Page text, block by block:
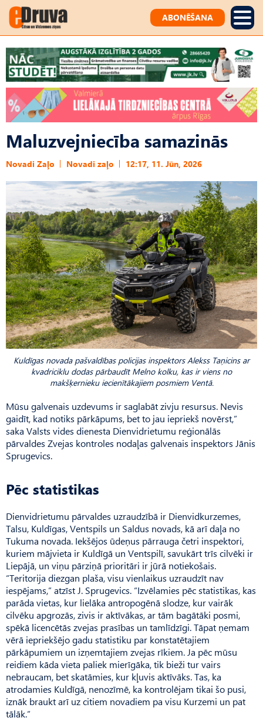
ABONĒŠANA
Maluzvejniecība samazinās
Novadi Zaļo Novadi zaļo 12:17, 11. Jūn, 2026
Kuldīgas novada pašvaldības policijas inspektors Alekss Taņicins ar
kvadriciklu dodas pārbaudīt Melno kolku, kas ir viens no
makšķernieku iecienītākajiem posmiem Ventā.
Mūsu galvenais uzdevums ir saglabāt zivju resursus. Nevis
gaidīt, kad notiks pārkāpums, bet to jau iepriekš novērst,”
saka Valsts vides dienesta Dienvidrietumu reģionālās
pārvaldes Zvejas kontroles nodaļas galvenais inspektors Jānis
Sprugevics.
Pēc statistikas
Dienvidrietumu pārvaldes uzraudzībā ir Dienvidkurzemes,
Talsu, Kuldīgas, Ventspils un Saldus novads, kā arī daļa no
Tukuma novada. Iekšējos ūdeņus pārrauga četri inspektori,
kuriem mājvieta ir Kuldīgā un Ventspilī, savukārt trīs cilvēki ir
Liepājā, un viņu pārziņā prioritāri ir jūrā notiekošais.
“Teritorija diezgan plaša, visu vienlaikus uzraudzīt nav
iespējams,” atzīst J. Sprugevics. “Izvēlamies pēc statistikas, kas
parāda vietas, kur lielāka antropogēnā slodze, kur vairāk
cilvēku apgrozās, zivis ir aktīvākas, ar tām bagātāki posmi,
spēkā licencētās zvejas prasības un tamlīdzīgi. Tāpat ņemam
vērā iepriekšējo gadu statistiku par konstatētajiem
pārkāpumiem un izņemtajiem zvejas rīkiem. Ja pēc mūsu
reidiem kāda vieta paliek mierīgāka, tik bieži tur vairs
nebraucam, bet skatāmies, kur kļuvis aktīvāks. Tas, ka
atrodamies Kuldīgā, nenozīmē, ka kontrolējam tikai šo pusi,
iznāk braukt arī uz citiem novadiem pa visu Kurzemi un pat
tālāk.”